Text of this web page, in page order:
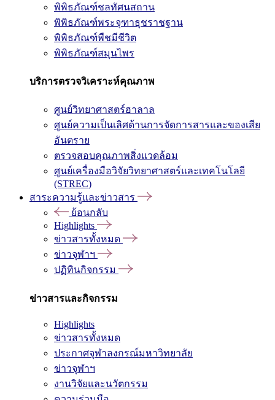
พิพิธภัณฑ์ชลทัศนสถาน
พิพิธภัณฑ์พระจุฑาธุชราชฐาน
พิพิธภัณฑ์พืชมีชีวิต
พิพิธภัณฑ์สมุนไพร
บริการตรวจวิเคราะห์คุณภาพ
ศูนย์วิทยาศาสตร์ฮาลาล
ศูนย์ความเป็นเลิศด้านการจัดการสารและของเสีย
อันตราย
ตรวจสอบคุณภาพสิ่งแวดล้อม
ศูนย์เครื่องมือวิจัยวิทยาศาสตร์และเทคโนโลยี
(STREC)
สาระความรู้และข่าวสาร
ย้อนกลับ
Highlights
ข่าวสารทั้งหมด
ข่าวจุฬาฯ
ปฏิทินกิจกรรม
ข่าวสารและกิจกรรม
Highlights
ข่าวสารทั้งหมด
ประกาศจุฬาลงกรณ์มหาวิทยาลัย
ข่าวจุฬาฯ
งานวิจัยและนวัตกรรม